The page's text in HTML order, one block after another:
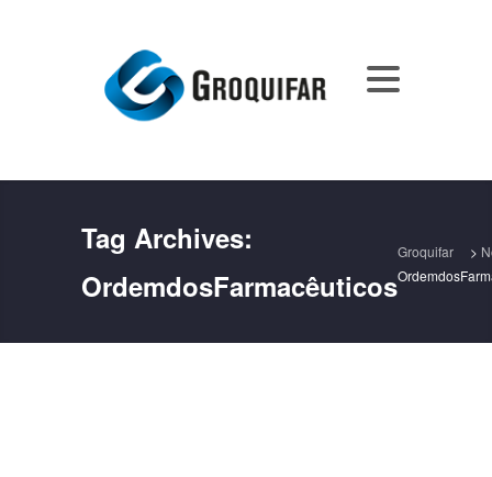
Tag Archives:
OrdemdosFarmacêuticos
Groquifar >